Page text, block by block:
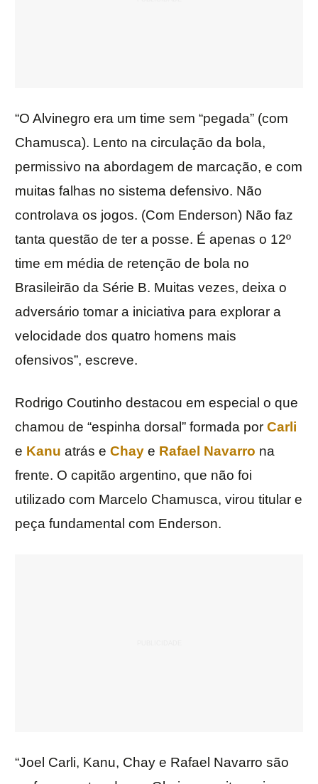
“O Alvinegro era um time sem “pegada” (com
Chamusca). Lento na circulação da bola,
permissivo na abordagem de marcação, e com
muitas falhas no sistema defensivo. Não
controlava os jogos. (Com Enderson) Não faz
tanta questão de ter a posse. É apenas o 12º
time em média de retenção de bola no
Brasileirão da Série B. Muitas vezes, deixa o
adversário tomar a iniciativa para explorar a
velocidade dos quatro homens mais
ofensivos”, escreve.
Rodrigo Coutinho destacou em especial o que
chamou de “espinha dorsal” formada por Carli
e Kanu atrás e Chay e Rafael Navarro na
frente. O capitão argentino, que não foi
utilizado com Marcelo Chamusca, virou titular e
peça fundamental com Enderson.
“Joel Carli, Kanu, Chay e Rafael Navarro são